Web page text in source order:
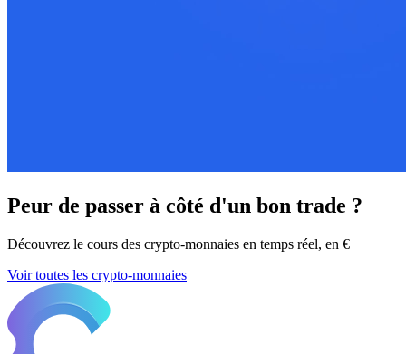
Peur de passer à côté d'un bon trade ?
Découvrez le cours des crypto-monnaies en temps réel, en €
Voir toutes les crypto-monnaies